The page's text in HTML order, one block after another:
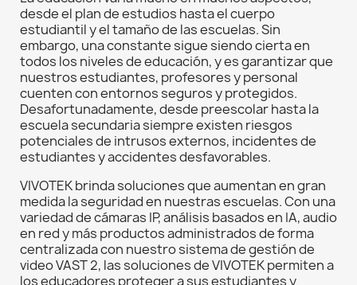
desde el plan de estudios hasta el cuerpo
estudiantil y el tamaño de las escuelas. Sin
embargo, una constante sigue siendo cierta en
todos los niveles de educación, y es garantizar que
nuestros estudiantes, profesores y personal
cuenten con entornos seguros y protegidos.
Desafortunadamente, desde preescolar hasta la
escuela secundaria siempre existen riesgos
potenciales de intrusos externos, incidentes de
estudiantes y accidentes desfavorables.
VIVOTEK brinda soluciones que aumentan en gran
medida la seguridad en nuestras escuelas. Con una
variedad de cámaras IP, análisis basados en IA, audio
en red y más productos administrados de forma
centralizada con nuestro sistema de gestión de
video VAST 2, las soluciones de VIVOTEK permiten a
los educadores proteger a sus estudiantes y